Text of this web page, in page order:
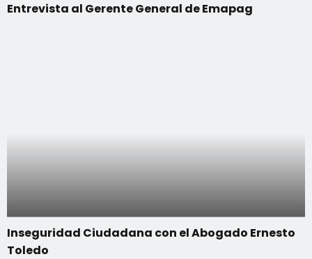
Entrevista al Gerente General de Emapag
Inseguridad Ciudadana con el Abogado Ernesto
Toledo